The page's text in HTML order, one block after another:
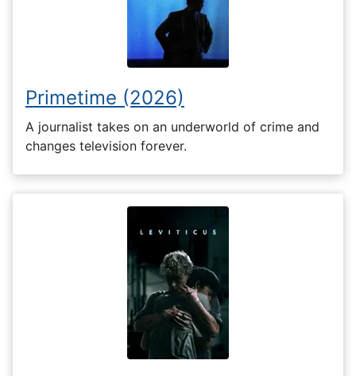
Primetime (2026)
A journalist takes on an underworld of crime and
changes television forever.